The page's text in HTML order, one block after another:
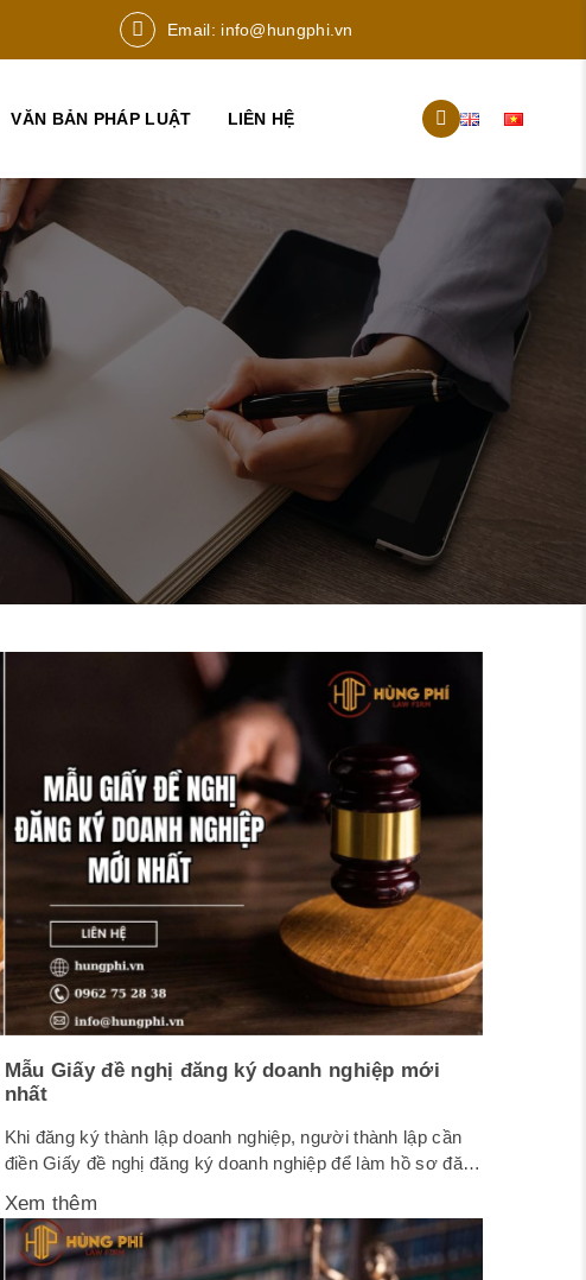
Email: info@hungphi.vn
VĂN BẢN PHÁP LUẬT LIÊN HỆ
Mẫu Giấy đề nghị đăng ký doanh nghiệp mới
nhất
Khi đăng ký thành lập doanh nghiệp, người thành lập cần
điền Giấy đề nghị đăng ký doanh nghiệp để làm hồ sơ đăng
mới nhất. 1. Mẫu Giấy đề nghị đăng ký công ty cổ phần
Phụ lục I-4 (Ban hành kèm theo...
Xem thêm